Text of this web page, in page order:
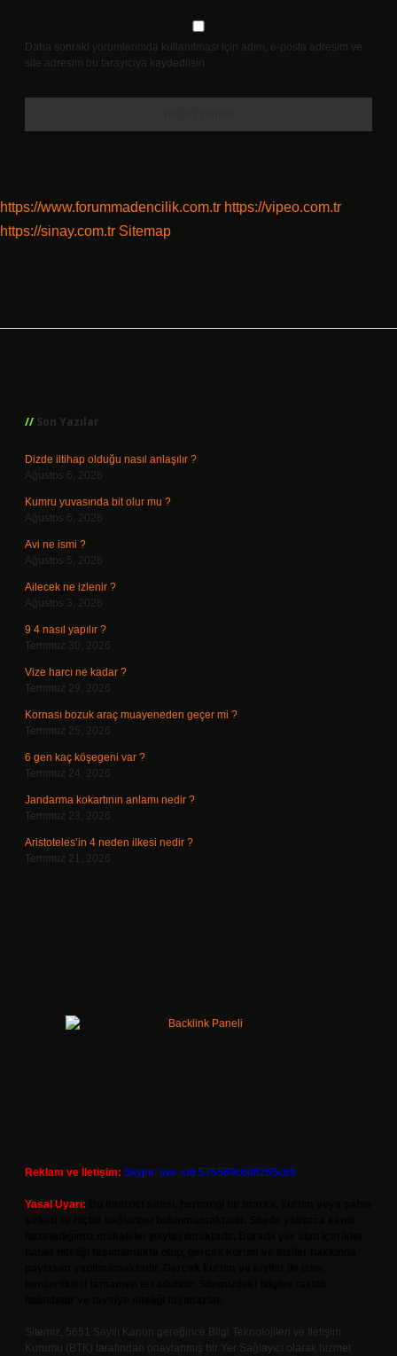
Daha sonraki yorumlarımda kullanılması için adım, e-posta adresim ve
site adresim bu tarayıcıya kaydedilsin.
https://www.forummadencilik.com.tr https://vipeo.com.tr
https://sinay.com.tr Sitemap
Son Yazılar
Dizde iltihap olduğu nasıl anlaşılır ?
Ağustos 6, 2026
Kumru yuvasında bit olur mu ?
Ağustos 6, 2026
Avi ne ismi ?
Ağustos 5, 2026
Ailecek ne izlenir ?
Ağustos 3, 2026
9 4 nasıl yapılır ?
Temmuz 30, 2026
Vize harcı ne kadar ?
Temmuz 29, 2026
Kornası bozuk araç muayeneden geçer mi ?
Temmuz 25, 2026
6 gen kaç köşegeni var ?
Temmuz 24, 2026
Jandarma kokartının anlamı nedir ?
Temmuz 23, 2026
Aristoteles’in 4 neden ilkesi nedir ?
Temmuz 21, 2026
Reklam ve İletişim: Skype: live:.cid.575569c608265c69
Yasal Uyarı:
Sitemiz, 5651 Sayılı Kanun gereğince Bilgi Teknolojileri ve İletişim
Kurumu (BTK) tarafından onaylanmış bir Yer Sağlayıcı olarak hizmet